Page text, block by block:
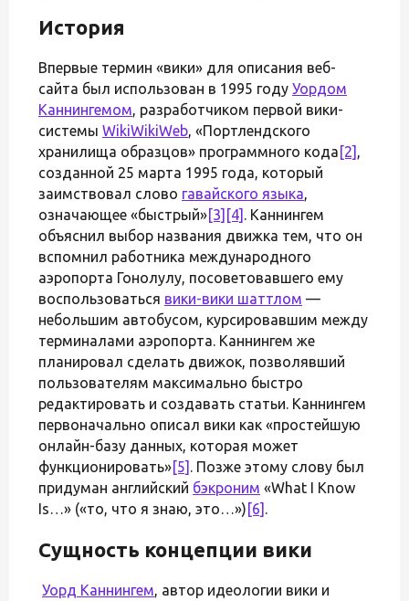
История
Впервые термин «вики» для описания веб-
сайта был использован в 1995 году Уордом
Каннингемом, разработчиком первой вики-
системы WikiWikiWeb, «Портлендского
хранилища образцов» программного кода [2] ,
созданной 25 марта 1995 года, который
заимствовал слово гавайского языка,
означающее «быстрый»[3] [4] . Каннингем
объяснил выбор названия движка тем, что он
вспомнил работника международного
аэропорта Гонолулу, посоветовавшего ему
воспользоваться вики-вики шаттлом —
небольшим автобусом, курсировавшим между
терминалами аэропорта. Каннингем же
планировал сделать движок, позволявший
пользователям максимально быстро
редактировать и создавать статьи. Каннингем
первоначально описал вики как «простейшую
онлайн-базу данных, которая может
функционировать»[5] . Позже этому слову был
придуман английский бэкроним «What I Know
Is…» («то, что я знаю, это…») [6] .
Сущность концепции вики
Уорд Каннингем, автор идеологии вики и